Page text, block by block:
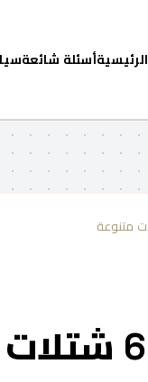
الرئيسيةأسئلة شائعة